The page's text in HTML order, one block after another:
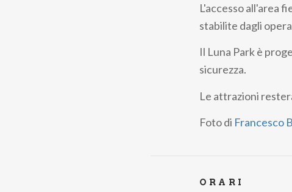
L'accesso all'area
stabilite dagli
Il Luna Park è
sicurezza.
Le attrazioni
Foto di Francesco
ORARI